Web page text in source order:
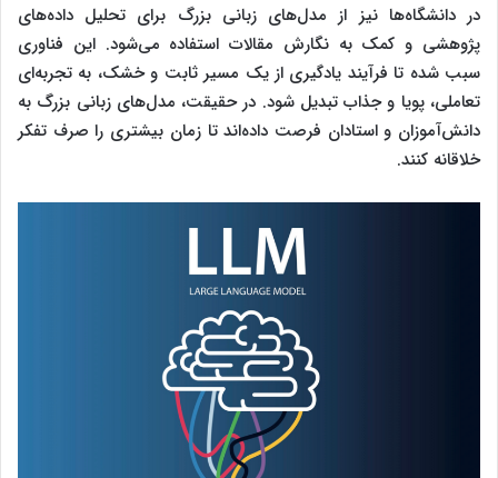
در دانشگاه‌ها نیز از مدل‌های زبانی بزرگ برای تحلیل داده‌های
پژوهشی و کمک به نگارش مقالات استفاده می‌شود. این فناوری
سبب شده تا فرآیند یادگیری از یک مسیر ثابت و خشک، به تجربه‌ای
تعاملی، پویا و جذاب تبدیل شود. در حقیقت، مدل‌های زبانی بزرگ به
دانش‌آموزان و استادان فرصت داده‌اند تا زمان بیشتری را صرف تفکر
خلاقانه کنند.